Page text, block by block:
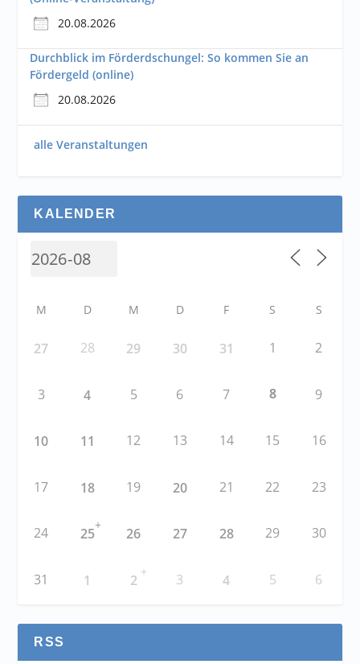
20.08.2026
Durchblick im Förderdschungel: So kommen Sie an
Fördergeld (online)
20.08.2026
alle Veranstaltungen
KALENDER
M D M D F S S
27 28 29 30 31 1 2
3 4 5 6 7 8 9
10 11 12 13 14 15 16
17 18 19 20 21 22 23
24 25
+
26 27 28 29 30
31 1 2
+ 3 4 5 6
RSS